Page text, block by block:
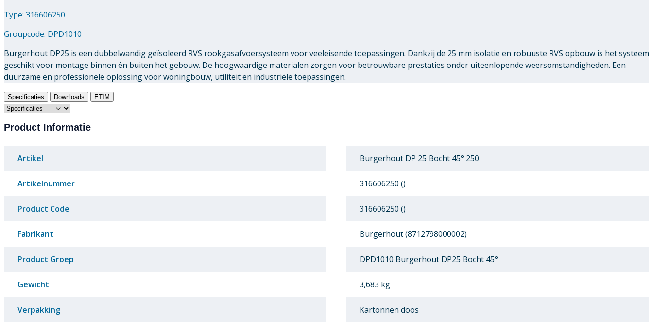
Type: 316606250
Groupcode: DPD1010
Burgerhout DP25 is een dubbelwandig geïsoleerd RVS rookgasafvoersysteem voor veeleisende toepassingen. Dankzij de 25 mm isolatie en robuuste RVS opbouw is het systeem
geschikt voor montage binnen én buiten het gebouw. De hoogwaardige materialen zorgen voor betrouwbare prestaties onder uiteenlopende weersomstandigheden. Een
duurzame en professionele oplossing voor woningbouw, utiliteit en industriële toepassingen.
Specificaties Downloads ETIM
Product Informatie
Artikel Burgerhout DP 25 Bocht 45° 250
Artikelnummer 316606250 ()
Product Code 316606250 ()
Fabrikant Burgerhout (8712798000002)
Product Groep DPD1010 Burgerhout DP25 Bocht 45°
Gewicht 3,683 kg
Verpakking Kartonnen doos